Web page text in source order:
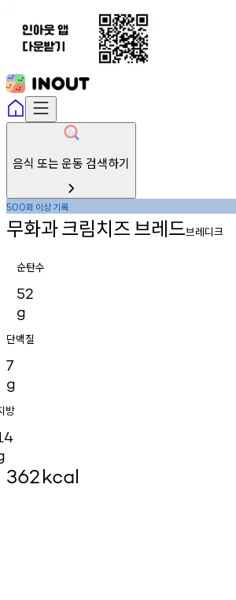
음식 또는 운동 검색하기
500회 이상기록
무화과크림치즈브레드브레디크
순탄수
52
g
단백질
7
g
방
362kcal